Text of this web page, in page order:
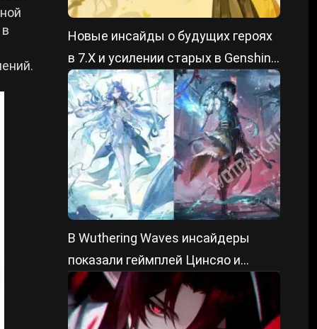
Новые инсайды о будущих героях
в 7.X и усилении старых в Genshin
Impact
В Wuthering Waves инсайдеры
показали геймплей Цинсяо и
Цзинжаня